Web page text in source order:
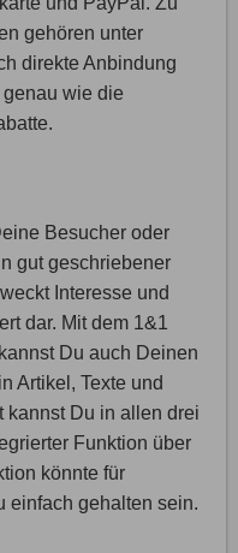
gehören unter
direkte Anbindung
wie die
Besucher oder
gut geschriebener
Interesse und
dar. Mit dem 1&1
Du auch Deinen
Artikel, Texte und
kannst Du in allen drei
Funktion über
könnte für
einfach gehalten sein.